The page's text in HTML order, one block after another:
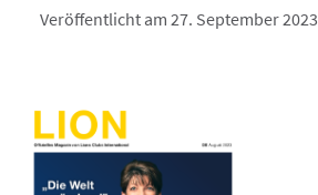
Veröffentlicht am 27. September 2023